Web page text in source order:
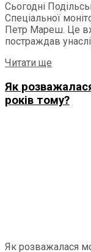
Сьогодні
Спеціальної
Петр Мареш. Це
постраждав
Читати ще
Як
років тому?
Як розважалася